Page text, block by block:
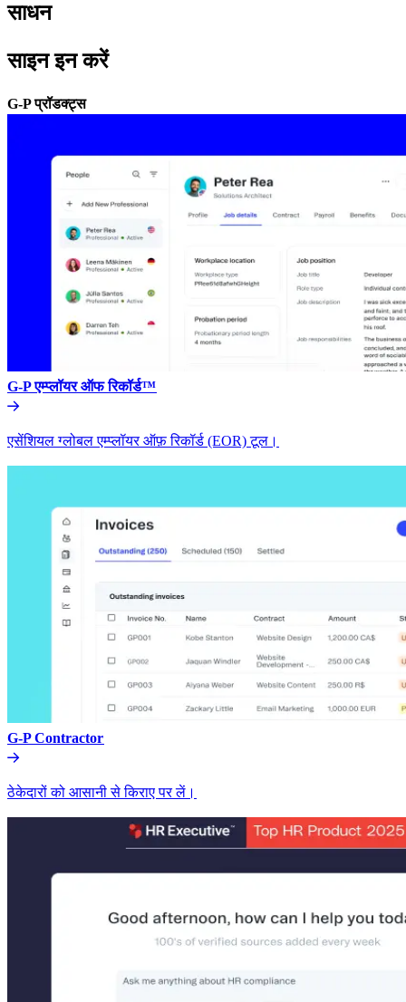
साधन​​
साइन इन करें​​
G-P प्रॉडक्ट्स​​
G-P एम्प्लॉयर ऑफ रिकॉर्ड™​​
एसेंशियल ग्लोबल एम्प्लॉयर ऑफ़ रिकॉर्ड (EOR) टूल।​​
G-P Contractor​​
ठेकेदारों को आसानी से किराए पर लें।​​